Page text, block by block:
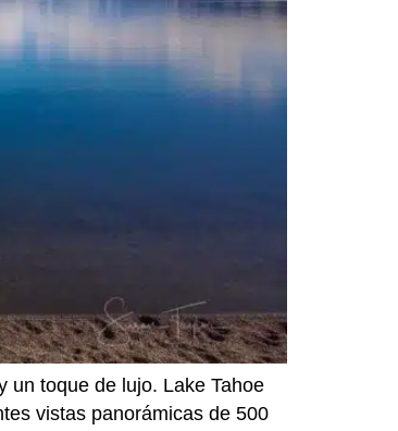
un toque de lujo. Lake Tahoe
vistas panorámicas de 500